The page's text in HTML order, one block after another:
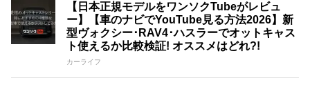
【日本正規モデルをワンソクTubeがレビュ
ー】【車のナビでYouTube見る方法2026】新
型ヴォクシー･RAV4･ハスラーでオットキャス
ト使えるか比較検証! オススメはどれ?!
カーライフ